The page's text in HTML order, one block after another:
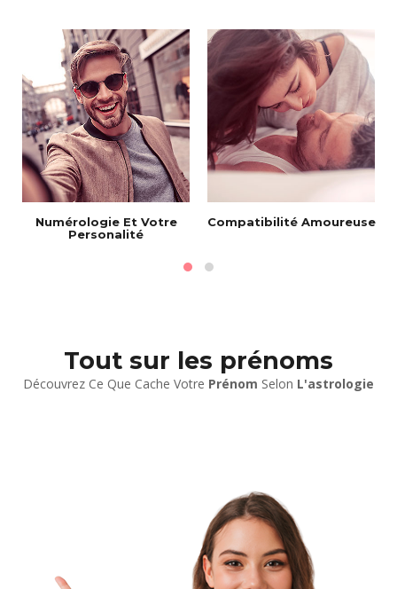
Numérologie Et Votre
Personalité
Compatibilité Amoureuse
Tout sur les prénoms
Découvrez Ce Que Cache Votre Prénom Selon L'astrologie